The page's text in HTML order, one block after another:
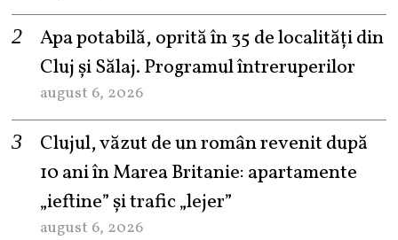
Apa potabilă, oprită în 35 de localități din
Cluj și Sălaj. Programul întreruperilor
august 6, 2026
Clujul, văzut de un român revenit după
10 ani în Marea Britanie: apartamente
„ieftine” și trafic „lejer”
august 6, 2026